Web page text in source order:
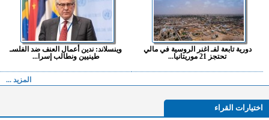
دورية تابعة لفـ اغنر الروسية في مالي
تحتجز 21 موريتانيا...
وينسلاند: ندين أعمال العنف ضد الفلسـ
طينيين ونطالب إسرا...
المزيد ...
اختيارات القراء